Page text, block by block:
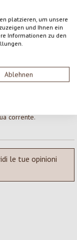
platzieren, um unsere
und Ihnen ein
Informationen zu den
Ablehnen
corrente.
le tue opinioni